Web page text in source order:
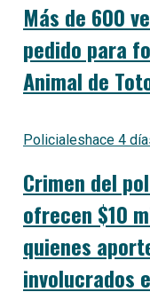
Más de 600
pedido para
Animal de
Policialeshace 4
Crimen del
ofrecen $10
quienes
involucrados